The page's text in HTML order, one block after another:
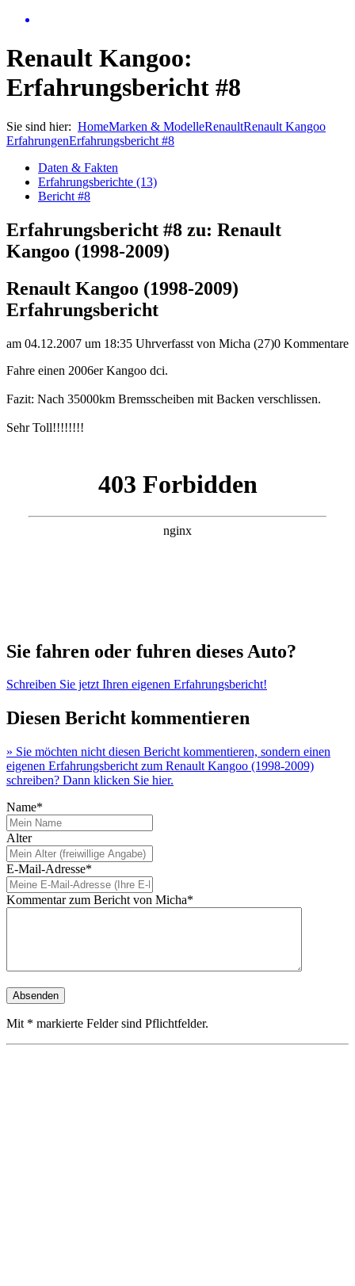
Renault Kangoo:
Erfahrungsbericht #8
Sie sind hier: HomeMarken & ModelleRenaultRenault Kangoo
ErfahrungenErfahrungsbericht #8
Daten & Fakten
Erfahrungsberichte (13)
Bericht #8
Erfahrungsbericht #8 zu: Renault
Kangoo (1998-2009)
Renault Kangoo (1998-2009)
Erfahrungsbericht
am 04.12.2007 um 18:35 Uhrverfasst von Micha (27)0 Kommentare
Fahre einen 2006er Kangoo dci.
Fazit: Nach 35000km Bremsscheiben mit Backen verschlissen.
Sehr Toll!!!!!!!!
Sie fahren oder fuhren dieses Auto?
Schreiben Sie jetzt Ihren eigenen Erfahrungsbericht!
Diesen Bericht kommentieren
» Sie möchten nicht diesen Bericht kommentieren, sondern einen
eigenen Erfahrungsbericht zum Renault Kangoo (1998-2009)
schreiben? Dann klicken Sie hier.
Name*
Alter
E-Mail-Adresse*
Kommentar zum Bericht von Micha*
Mit * markierte Felder sind Pflichtfelder.